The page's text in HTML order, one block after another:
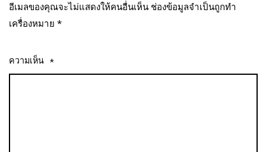
อีเมลของคุณจะไม่แสดงให้คนอื่นเห็น ช่องข้อมูลจำเป็นถูกทำ
เครื่องหมาย *
ความเห็น *